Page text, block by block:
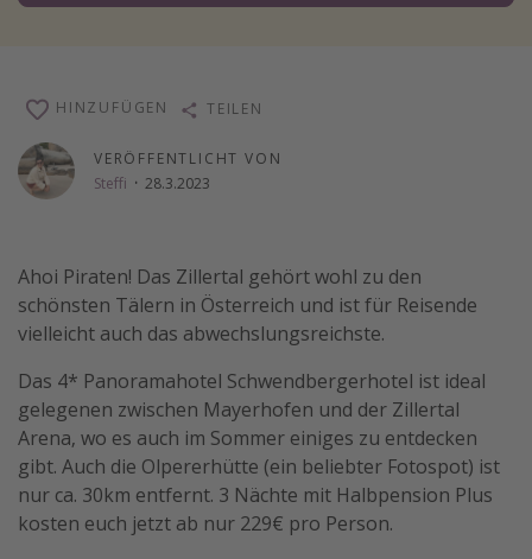
Singlereisen
Gruppenreisen
Hotels am Achensee
Reise Journal
Familienurlaub in der Türkei
Rundreisen in Thailand
Bahnreisen in der Schweiz
VERÖFFENTLICHT VON
Steffi · 28.3.2023
HINZUFÜGEN TEILEN
Ahoi Piraten! Das Zillertal gehört wohl zu den
schönsten Tälern in Österreich und ist für Reisende
vielleicht auch das abwechslungsreichste.
Das 4* Panoramahotel Schwendbergerhotel ist ideal
gelegenen zwischen Mayerhofen und der Zillertal
Arena, wo es auch im Sommer einiges zu entdecken
gibt. Auch die Olpererhütte (ein beliebter Fotospot) ist
nur ca. 30km entfernt. 3 Nächte mit Halbpension Plus
kosten euch jetzt ab nur 229€ pro Person.